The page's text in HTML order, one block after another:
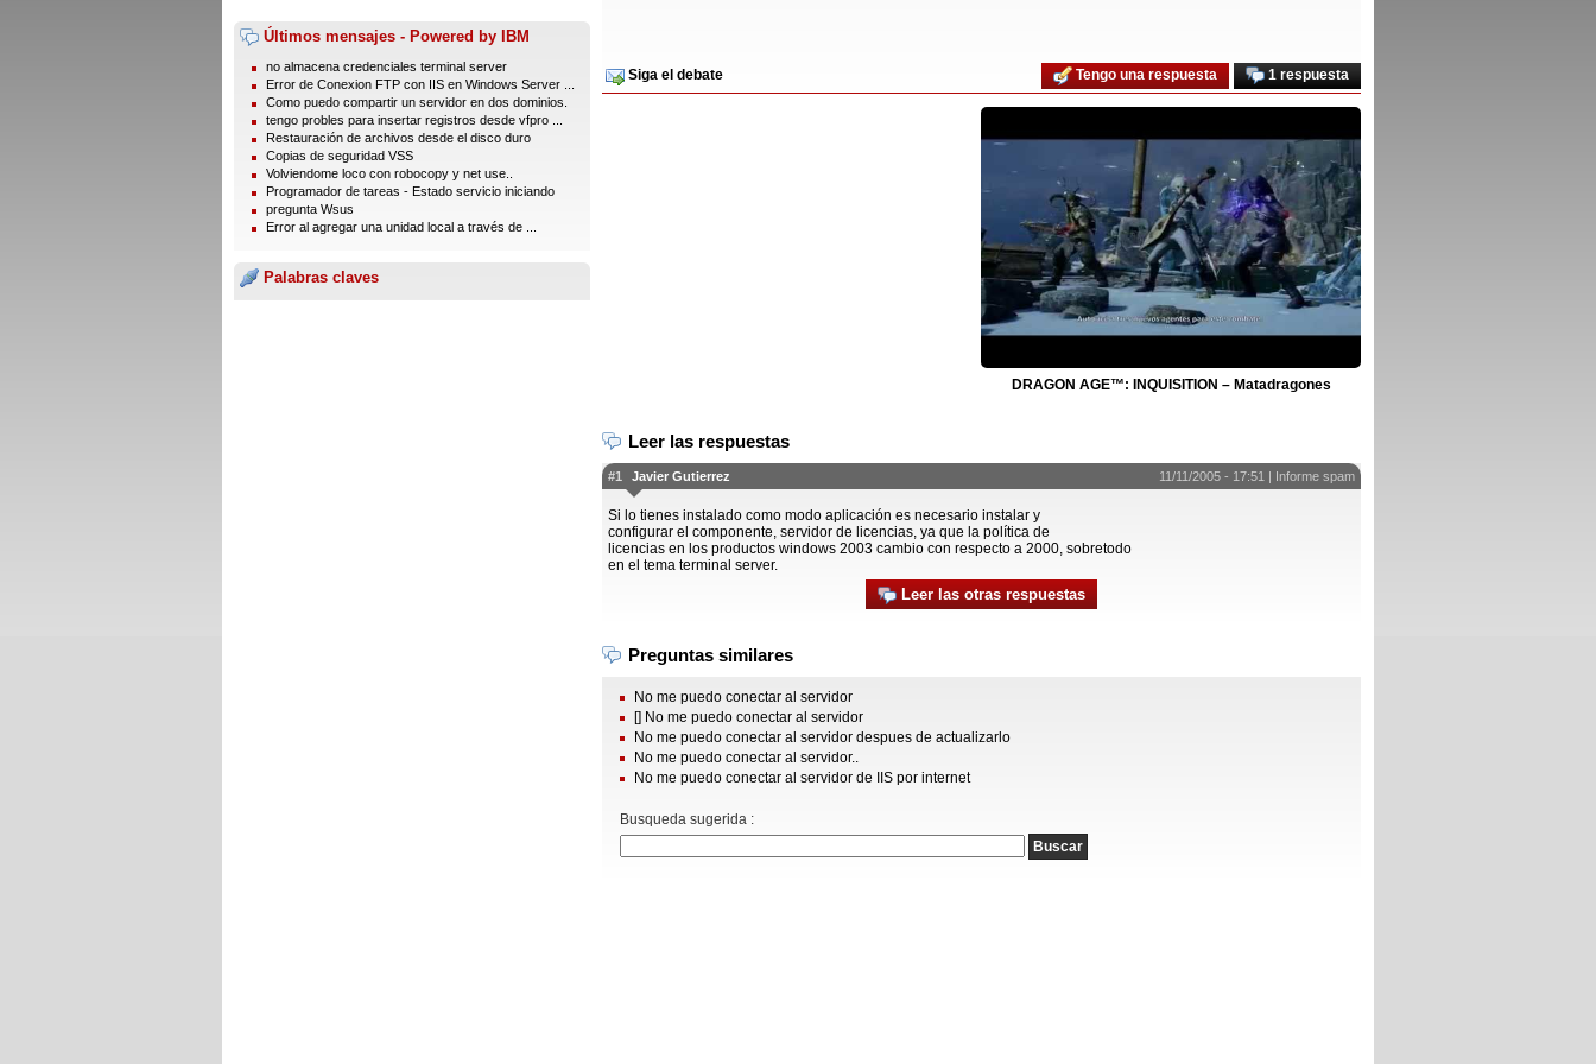
Últimos mensajes - Powered by IBM
no almacena credenciales terminal server
Error de Conexion FTP con IIS en Windows Server ...
Como puedo compartir un servidor en dos dominios.
tengo probles para insertar registros desde vfpro ...
Restauración de archivos desde el disco duro
Copias de seguridad VSS
Volviendome loco con robocopy y net use..
Programador de tareas - Estado servicio iniciando
pregunta Wsus
Error al agregar una unidad local a través de ...
Palabras claves
Siga el debate 1 respuesta
Tengo una respuesta
DRAGON AGE™: INQUISITION – Matadragones
Leer las respuestas
#1 Javier Gutierrez 11/11/2005 - 17:51 | Informe spam
Si lo tienes instalado como modo aplicación es necesario instalar y
configurar el componente, servidor de licencias, ya que la política de
licencias en los productos windows 2003 cambio con respecto a 2000, sobretodo
en el tema terminal server.
Leer las otras respuestas
Preguntas similares
No me puedo conectar al servidor
[] No me puedo conectar al servidor
No me puedo conectar al servidor despues de actualizarlo
No me puedo conectar al servidor..
No me puedo conectar al servidor de IIS por internet
Busqueda sugerida :